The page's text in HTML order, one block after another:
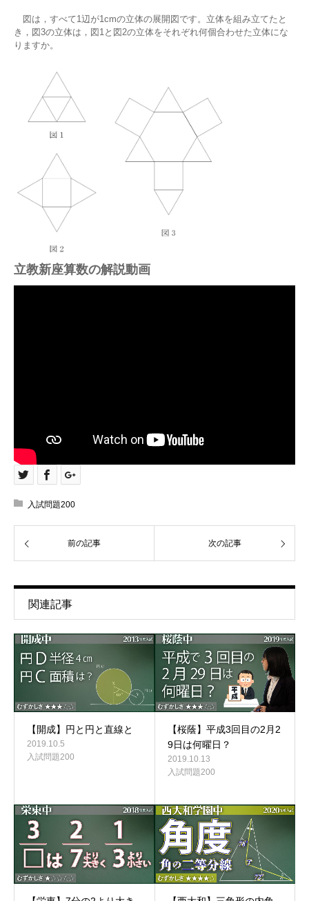
図は，すべて1辺が1cmの立体の展開図です。立体を組み立てたと
き，図3の立体は，図1と図2の立体をそれぞれ何個合わせた立体にな
りますか。
立教新座算数の解説動画
入試問題200
前の記事 次の記事
関連記事
【開成】円と円と直線と
2019.10.5
入試問題200
【桜蔭】平成3回目の2月2
9日は何曜日？
2019.10.13
入試問題200